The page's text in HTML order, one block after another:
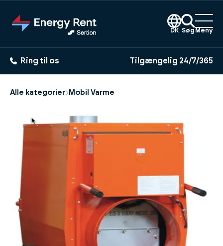
hovedindhold
DK Søg Meny
Ring til os Tilgængelig 24/7/365
Alle kategorier Mobil Varme